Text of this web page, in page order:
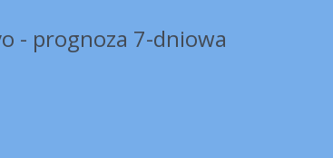
- prognoza 7-dniowa